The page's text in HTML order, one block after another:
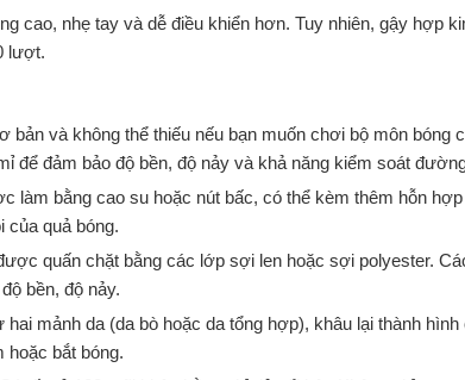
cao, nhẹ tay và dễ điều khiển hơn. Tuy nhiên, gậy hợp
lượt.
bản và không thể thiếu nếu bạn muốn chơi bộ môn bóng
để đảm bảo độ bền, độ nảy và khả năng kiểm soát
làm bằng cao su hoặc nút bấc, có thể kèm thêm hỗn
của quả bóng.
quấn chặt bằng các lớp sợi len hoặc sợi polyester.
bền, độ nảy.
hai mảnh da (da bò hoặc da tổng hợp), khâu lại thành
hoặc bắt bóng.